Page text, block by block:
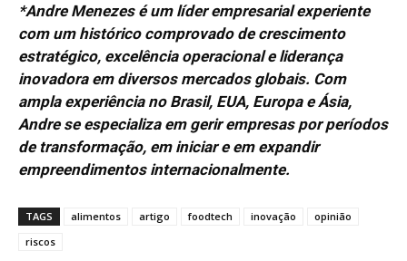
*Andre Menezes é um líder empresarial experiente
com um histórico comprovado de crescimento
estratégico, excelência operacional e liderança
inovadora em diversos mercados globais. Com
ampla experiência no Brasil, EUA, Europa e Ásia,
Andre se especializa em gerir empresas por períodos
de transformação, em iniciar e em expandir
empreendimentos internacionalmente.
TAGS alimentos artigo foodtech inovação
opinião
riscos